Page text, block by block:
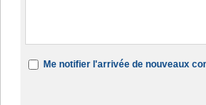
Me notifier l'arrivée de nouveaux